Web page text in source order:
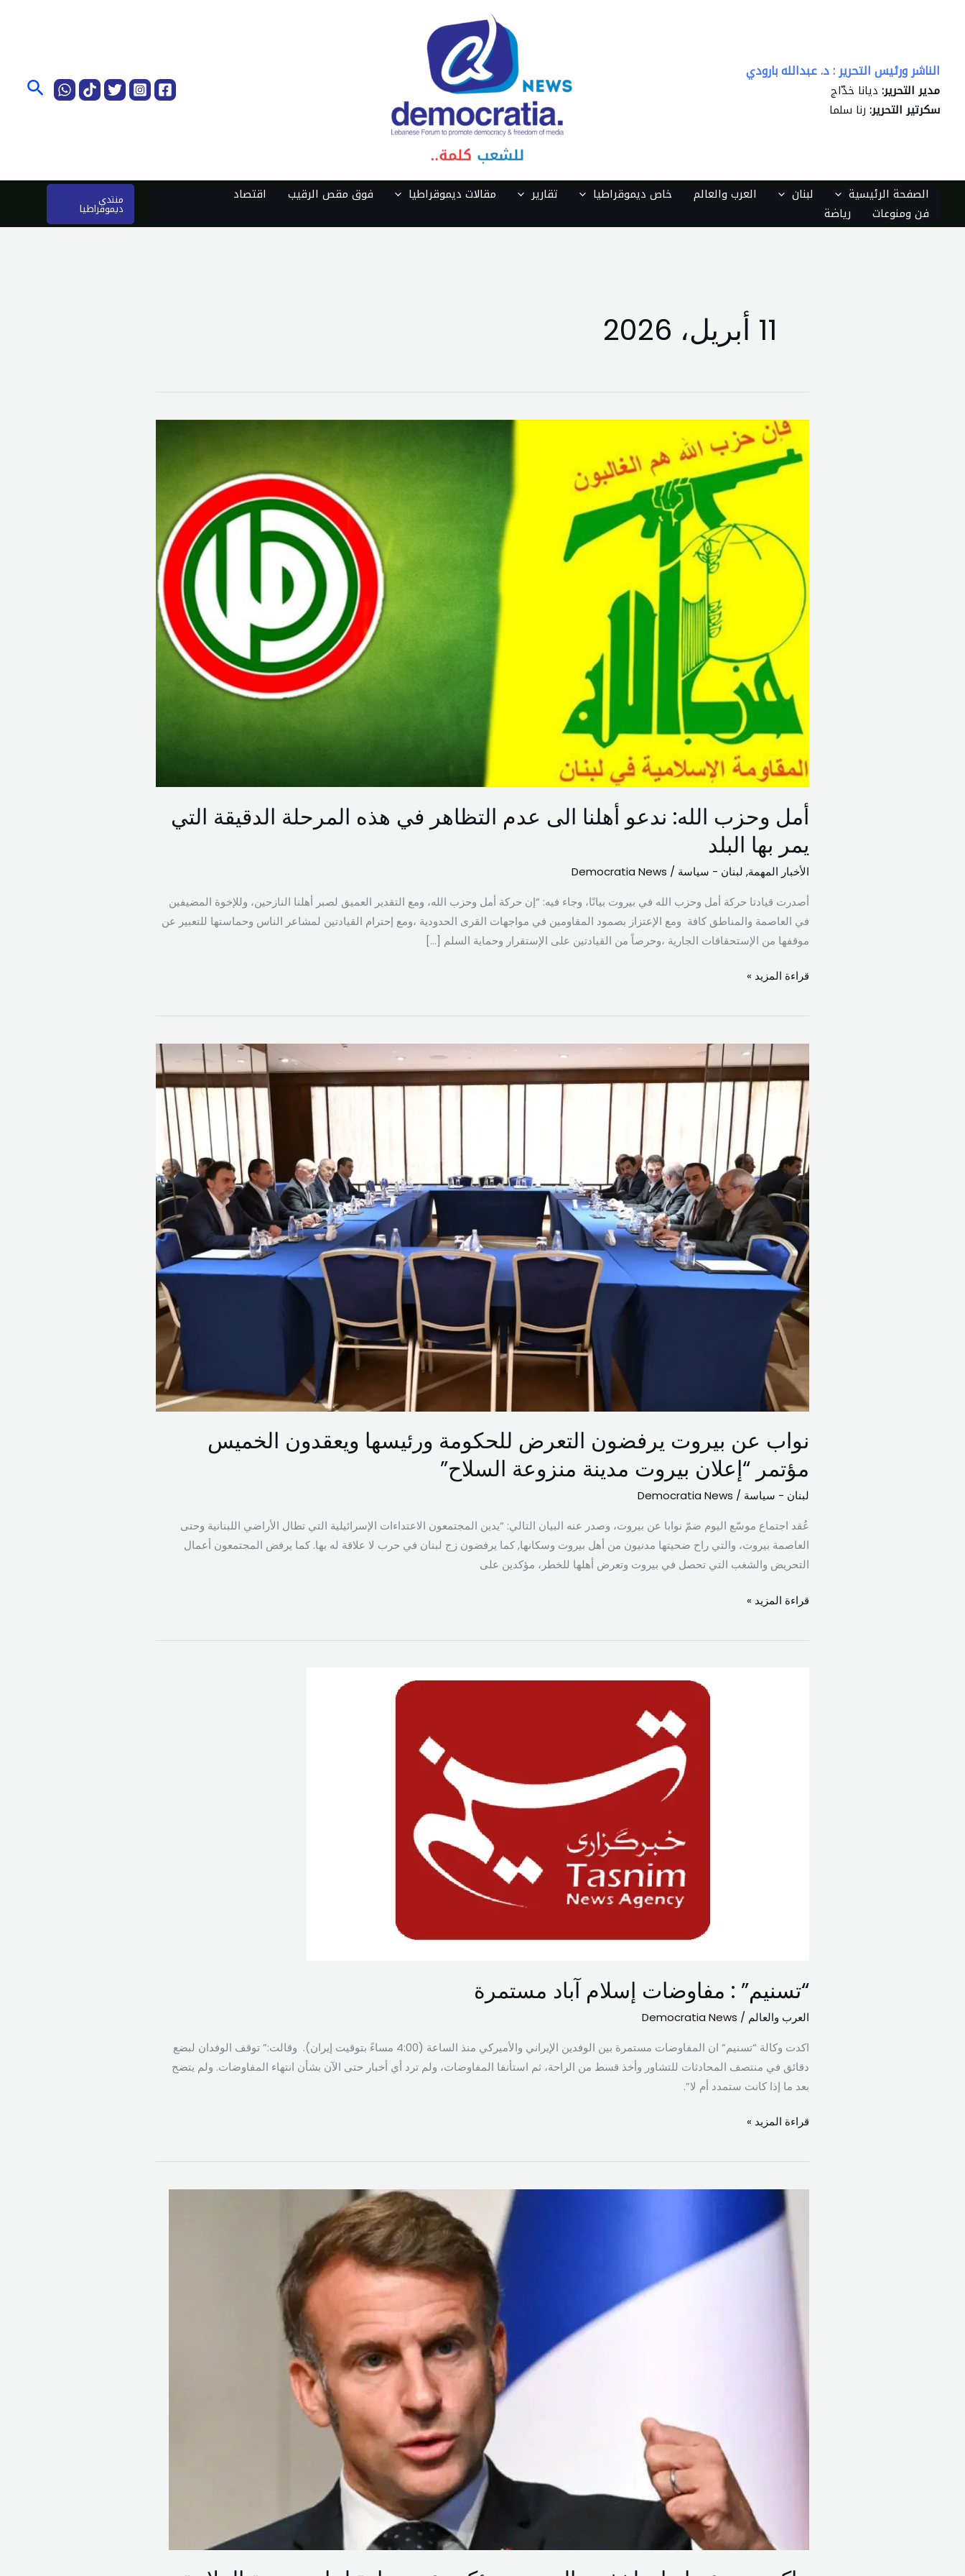
الناشر ورئيس التحرير : د. عبدالله بارودي
مدير التحرير: ديانا خدّاج
سكرتير التحرير: رنا سلما
الصفحة الرئيسية لبنان العرب والعالم خاص ديموقراطيا تقارير مقالات ديموقراطيا فوق مقص الرقيب
اقتصاد
فن ومنوعات
رياضة
منتدى
ديموقراطيا
11 أبريل، 2026
أمل وحزب الله: ندعو أهلنا الى عدم التظاهر في هذه المرحلة الدقيقة التي
يمر بها البلد
الأخبار المهمة, لبنان - سياسة /
Democratia News
أصدرت قيادتا حركة أمل وحزب الله في بيروت بيانًا، وجاء فيه: “إن حركة أمل وحزب الله، ومع التقدير العميق لصبر أهلنا النازحين، وللإخوة المضيفين
في العاصمة والمناطق كافة ومع الإعتزاز بصمود المقاومين في مواجهات القرى الحدودية ،ومع إحترام القيادتين لمشاعر الناس وحماستها للتعبير عن
موقفها من الإستحقاقات الجارية ،وحرصاً من القيادتين على الإستقرار وحماية السلم […]
وحزب
الله:
عدم
التظاهر
في
هذه
المرحلة
الدقيقة
البلد
قراءة المزيد »
نواب عن بيروت يرفضون التعرض للحكومة ورئيسها ويعقدون الخميس
مؤتمر “إعلان بيروت مدينة منزوعة السلاح”
لبنان - سياسة /
Democratia News
عُقد اجتماع موسّع اليوم ضمّ نوابا عن بيروت، وصدر عنه البيان التالي: “يدين المجتمعون الاعتداءات الإسرائيلية التي تطال الأراضي اللبنانية وحتى
العاصمة بيروت، والتي راح ضحيتها مدنيون من أهل بيروت وسكانها, كما يرفضون زج لبنان في حرب لا علاقة له بها. كما يرفض المجتمعون أعمال
التحريض والشغب التي تحصل في بيروت وتعرض أهلها للخطر، مؤكدين على
بيروت
يرفضون
التعرض
للحكومة
ورئيسها
ويعقدون
الخميس
مؤتمر
“إعلان
بيروت
مدينة
منزوعة
السلاح”
قراءة المزيد »
“تسنيم” : مفاوضات إسلام آباد مستمرة
العرب والعالم /
Democratia News
اكدت وكالة “تسنيم” ان المفاوضات مستمرة بين الوفدين الإيراني والأميركي منذ الساعة (4:00 مساءً بتوقيت إيران). وقالت:” توقف الوفدان لبضع
دقائق في منتصف المحادثات للتشاور وأخذ قسط من الراحة، ثم استأنفا المفاوضات، ولم ترد أي أخبار حتى الآن بشأن انتهاء المفاوضات. ولم يتضح
بعد ما إذا كانت ستمدد أم لا”.
قراءة المزيد »
ماكرون